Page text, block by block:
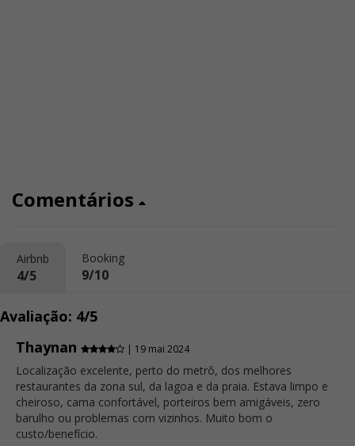
Comentários
Airbnb
4/5
Booking
9/10
Avaliação: 4/5
Thaynan
| 19 mai 2024
Localização excelente, perto do metrô, dos melhores
restaurantes da zona sul, da lagoa e da praia. Estava limpo e
cheiroso, cama confortável, porteiros bem amigáveis, zero
barulho ou problemas com vizinhos. Muito bom o
custo/benefício.